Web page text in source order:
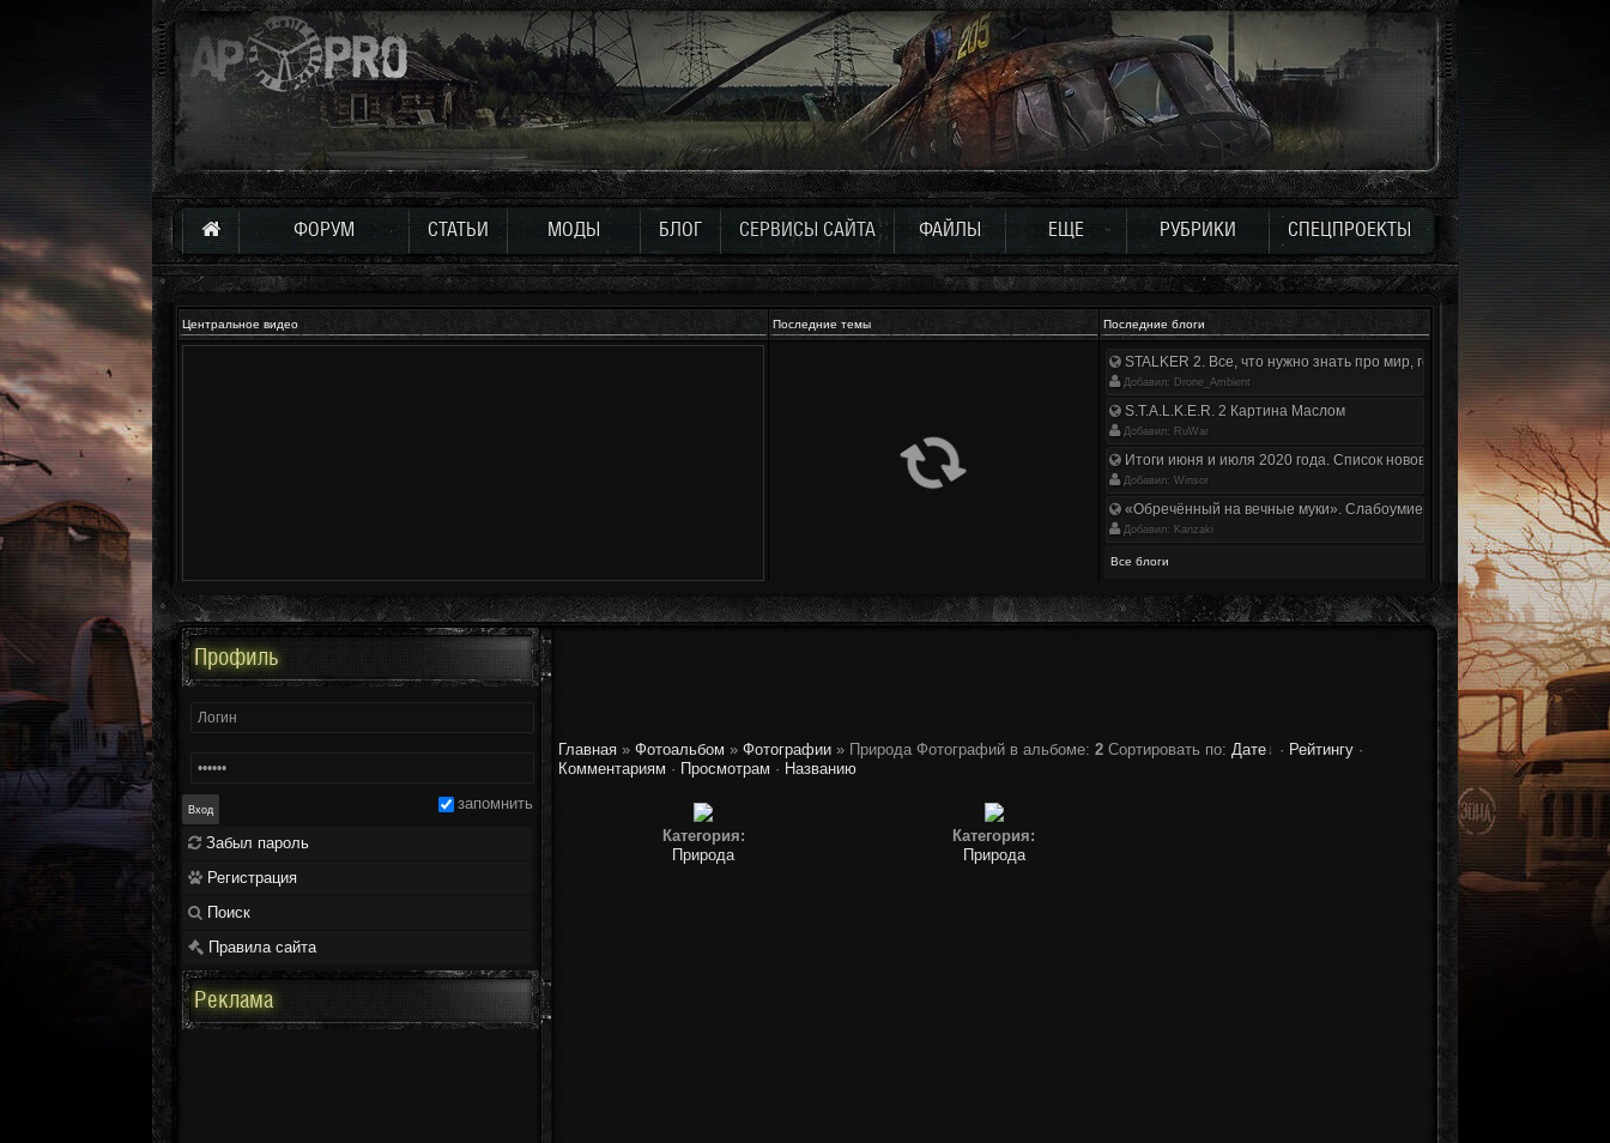
ФОРУМ СТАТЬИ МОДЫ БЛОГ СЕРВИСЫ САЙТА ФАЙЛЫ ЕЩЕ РУБРИКИ СПЕЦПРОЕКТЫ
Центральное видео Последние темы Последние блоги
STALKER 2. Все, что нужно знать про мир, геймплей и сюжет | Разбор
Добавил: Drone_Ambient
S.T.A.L.K.E.R. 2 Картина Маслом
Добавил: RuWar
Итоги июня и июля 2020 года. Список нововведений
Добавил: Winsor
«Обречённый на вечные муки». Слабоумие и отвага
Добавил: Kanzaki
Все блоги
Главная » Фотоальбом » Фотографии » Природа Фотографий в альбоме: 2 Сортировать по: Дате · Рейтингу ·
Комментариям · Просмотрам · Названию
Категория:
Природа
Категория:
Природа
Профиль
запомнить
Забыл пароль
Регистрация
Поиск
Правила сайта
Реклама